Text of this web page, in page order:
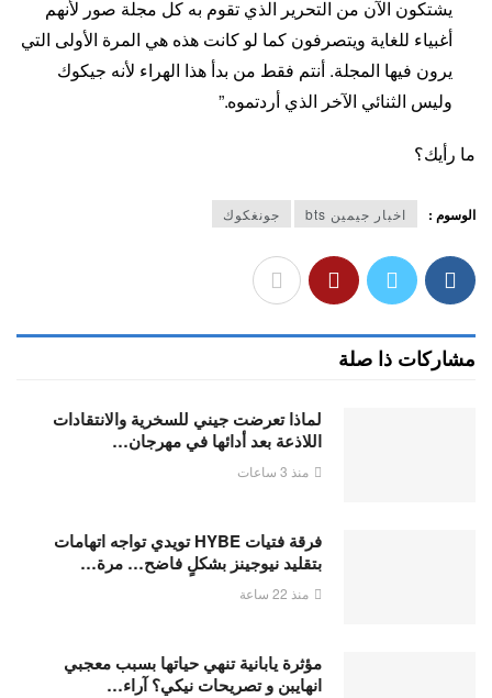
يشتكون الآن من التحرير الذي تقوم به كل مجلة صور لأنهم
أغبياء للغاية ويتصرفون كما لو كانت هذه هي المرة الأولى التي
يرون فيها المجلة. أنتم فقط من بدأ هذا الهراء لأنه جيكوك
وليس الثنائي الآخر الذي أردتموه.”
ما رأيك؟
الوسوم : اخبار جيمين bts جونغكوك
مشاركات ذا صلة
لماذا تعرضت جيني للسخرية والانتقادات
اللاذعة بعد أدائها في مهرجان…
منذ 3 ساعات
فرقة فتيات HYBE تويدي تواجه اتهامات
بتقليد نيوجينز بشكلٍ فاضح… مرة…
منذ 22 ساعة
مؤثرة يابانية تنهي حياتها بسبب معجبي
انهايبن و تصريحات نيكي؟ آراء…